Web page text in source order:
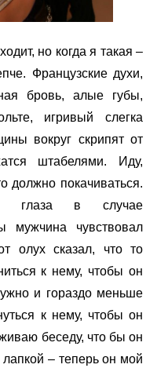
но когда я такая –
Французские духи,
бровь, алые губы,
игривый слегка
вокруг скрипят от
штабелями. Иду,
должно покачиваться.
глаза в случае
мужчина чувствовал
олух сказал, что то
к нему, чтобы он
и гораздо меньше
к нему, чтобы он
беседу, что бы он
– теперь он мой